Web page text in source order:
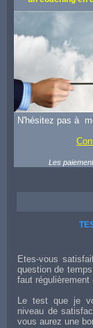
N'hésitez pas à
Les
Etes-vous
question de
faut
Le test que je
niveau de
vous aurez une